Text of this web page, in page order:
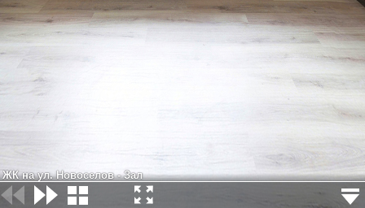
ЖК на ул. Новоселов - Зал